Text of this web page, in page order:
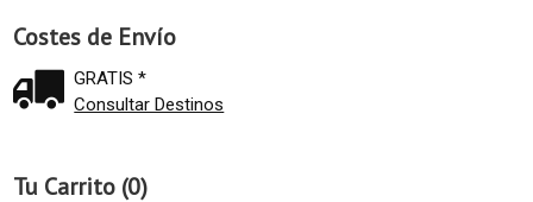
Costes de Envío
GRATIS *
Consultar Destinos
Tu Carrito (0)